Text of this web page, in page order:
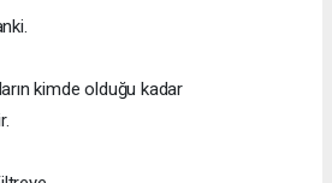
kimde olduğu kadar